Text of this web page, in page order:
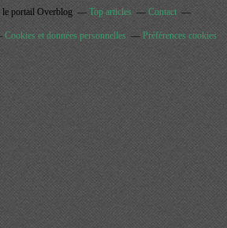
le portail Overblog Top articles Contact
Cookies et données personnelles Préférences cookies